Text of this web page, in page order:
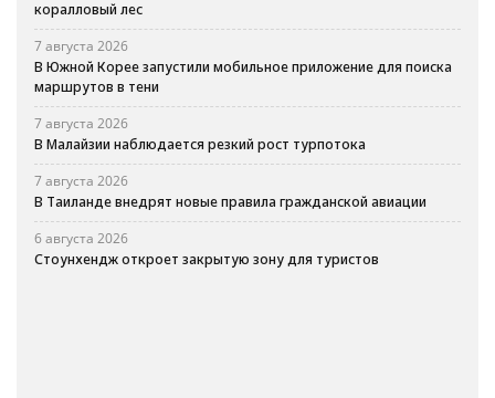
коралловый лес
7 августа 2026
В Южной Корее запустили мобильное приложение для поиска
маршрутов в тени
7 августа 2026
В Малайзии наблюдается резкий рост турпотока
7 августа 2026
В Таиланде внедрят новые правила гражданской авиации
6 августа 2026
Стоунхендж откроет закрытую зону для туристов